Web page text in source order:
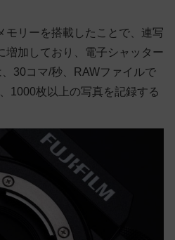
モリーを搭載したことで、連写
増加しており、電子シャッター
30コマ/秒、RAWファイルで
1000枚以上の写真を記録する